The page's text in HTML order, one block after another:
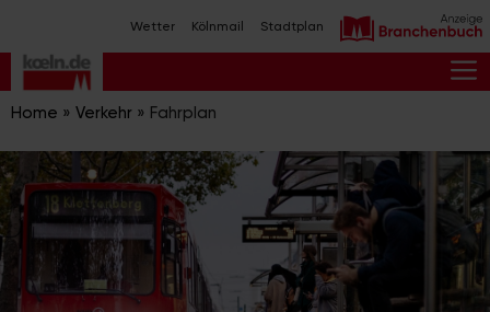
Inhalt
springen
Wetter Kölnmail Stadtplan
Home » Verkehr » Fahrplan